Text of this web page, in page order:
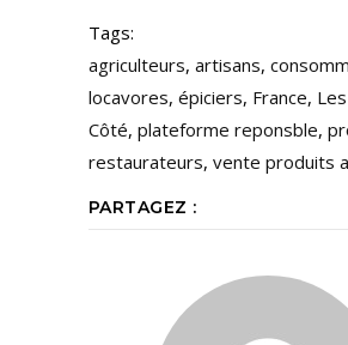
Tags:
agriculteurs, artisans,
locavores, épiciers, France,
Côté, plateforme reponsble,
restaurateurs, vente produits
PARTAGEZ :